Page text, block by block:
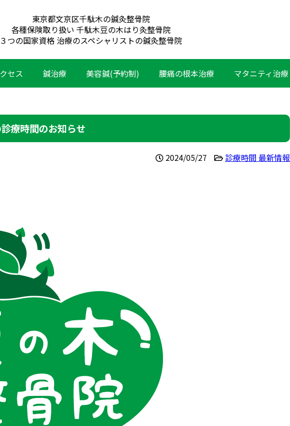
東京都文京区千駄木の鍼灸整骨院
各種保険取り扱い 千駄木豆の木はり灸整骨院
３つの国家資格 治療のスペシャリストの鍼灸整骨院
セス 鍼治療 美容鍼(予約制) 腰痛の根本治療 マタニティ治療
療時間のお知らせ
2024/05/27 診療時間 最新情報